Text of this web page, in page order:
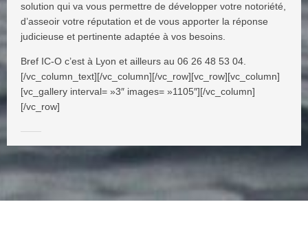
solution qui va vous permettre de développer votre notoriété,
d’asseoir votre réputation et de vous apporter la réponse
judicieuse et pertinente adaptée à vos besoins.
Bref IC-O c’est à Lyon et ailleurs au 06 26 48 53 04.
[/vc_column_text][/vc_column][/vc_row][vc_row][vc_column]
[vc_gallery interval= »3″ images= »1105″][/vc_column]
[/vc_row]